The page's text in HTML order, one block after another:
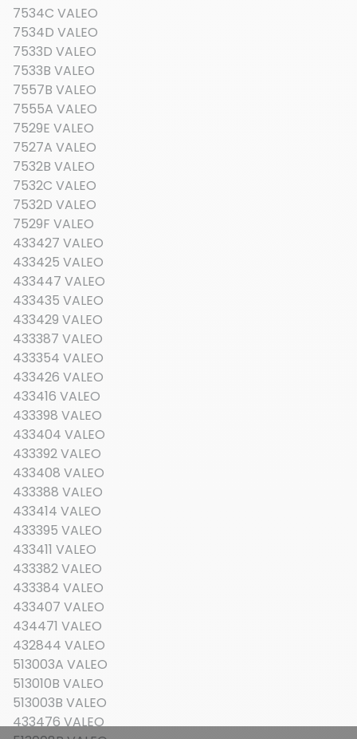
7534C VALEO
7534D VALEO
7533D VALEO
7533B VALEO
7557B VALEO
7555A VALEO
7529E VALEO
7527A VALEO
7532B VALEO
7532C VALEO
7532D VALEO
7529F VALEO
433427 VALEO
433425 VALEO
433447 VALEO
433435 VALEO
433429 VALEO
433387 VALEO
433354 VALEO
433426 VALEO
433416 VALEO
433398 VALEO
433404 VALEO
433392 VALEO
433408 VALEO
433388 VALEO
433414 VALEO
433395 VALEO
433411 VALEO
433382 VALEO
433384 VALEO
433407 VALEO
434471 VALEO
432844 VALEO
513003A VALEO
513010B VALEO
513003B VALEO
433476 VALEO